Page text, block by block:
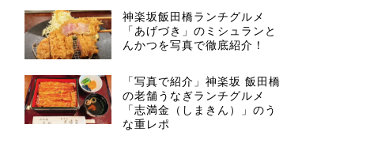
神楽坂飯田橋ランチグルメ
「あげづき」のミシュランと
んかつを写真で徹底紹介！
「写真で紹介」神楽坂 飯田橋
の老舗うなぎランチグルメ
「志満金（しまきん）」のう
な重レポ